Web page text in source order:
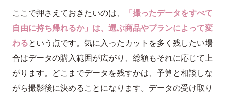
ここで押さえておきたいのは、
「撮ったデータをすべて
自由に持ち帰れるか」は、選ぶ商品やプランによって変
わるという点です。気に入ったカットを多く残したい場
合はデータの購入範囲が広がり、総額もそれに応じて上
がります。どこまでデータを残すかは、予算と相談しな
がら撮影後に決めることになります。データの受け取り